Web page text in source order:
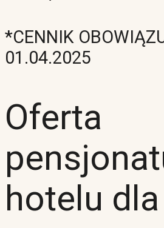
*CENNIK
01.04.2025
Oferta
hotelu